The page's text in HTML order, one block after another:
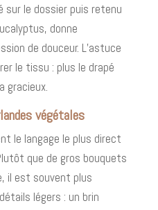
sur le dossier puis retenu
donne
de douceur. L’astuce
le tissu : plus le drapé
gracieux.
végétales
le langage le plus direct
que de gros bouquets
il est souvent plus
légers : un brin